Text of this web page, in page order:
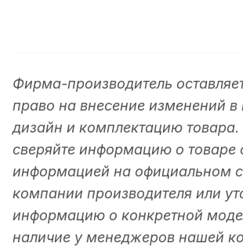
Фирма-производитель
право на внесение изменений в
дизайн и комплектацию
сверяйте информацию о товаре
информацией на официальном
компании производителя или
информацию о конкретной
наличие у менеджеров нашей